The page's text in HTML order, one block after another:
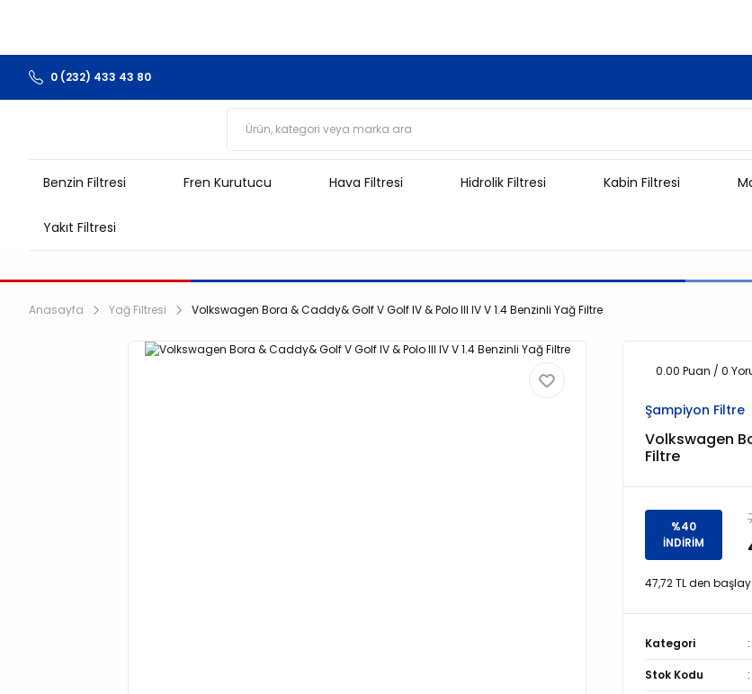
0 (232) 433 43 80
Benzin Filtresi Fren Kurutucu Hava Filtresi Hidrolik Filtresi Kabin Filtresi
Yakıt Filtresi
Anasayfa Yağ Filtresi Volkswagen Bora & Caddy& Golf V Golf IV & Polo III IV V 1.4 Benzinli Yağ Filtre
0.00 Puan / 0
Şampiyon Filtre
Volkswagen
Filtre
%40
İNDİRİM
47,72 TL den
Kategori
Stok Kodu